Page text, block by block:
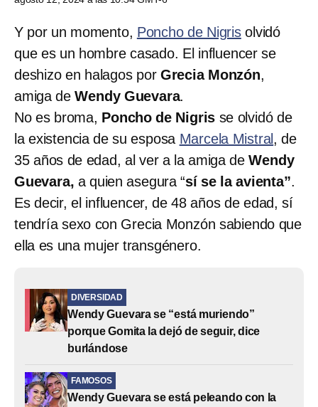
Y por un momento, Poncho de Nigrisolvidó
que es un hombre casado. El influencer se
deshizo en halagos por Grecia Monzón,
amiga deWendy Guevara.
No es broma, Poncho de Nigris se olvidó de
la existencia de su esposa Marcela Mistral, de
35 años de edad, al ver a la amiga deWendy
Guevara, a quien asegura “sí se la avienta”.
Es decir, el influencer, de 48 años de edad, sí
tendría sexo con Grecia Monzón sabiendo que
ella es una mujer transgénero.
DIVERSIDAD
Wendy Guevara se “está muriendo”
porque Gomita la dejó de seguir, dice
burlándose
FAMOSOS
Wendy Guevara se está peleando con la